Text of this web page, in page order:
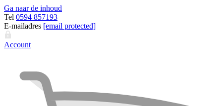
Ga naar de inhoud
Tel 0594 857193
E-mailadres [email protected]
Account